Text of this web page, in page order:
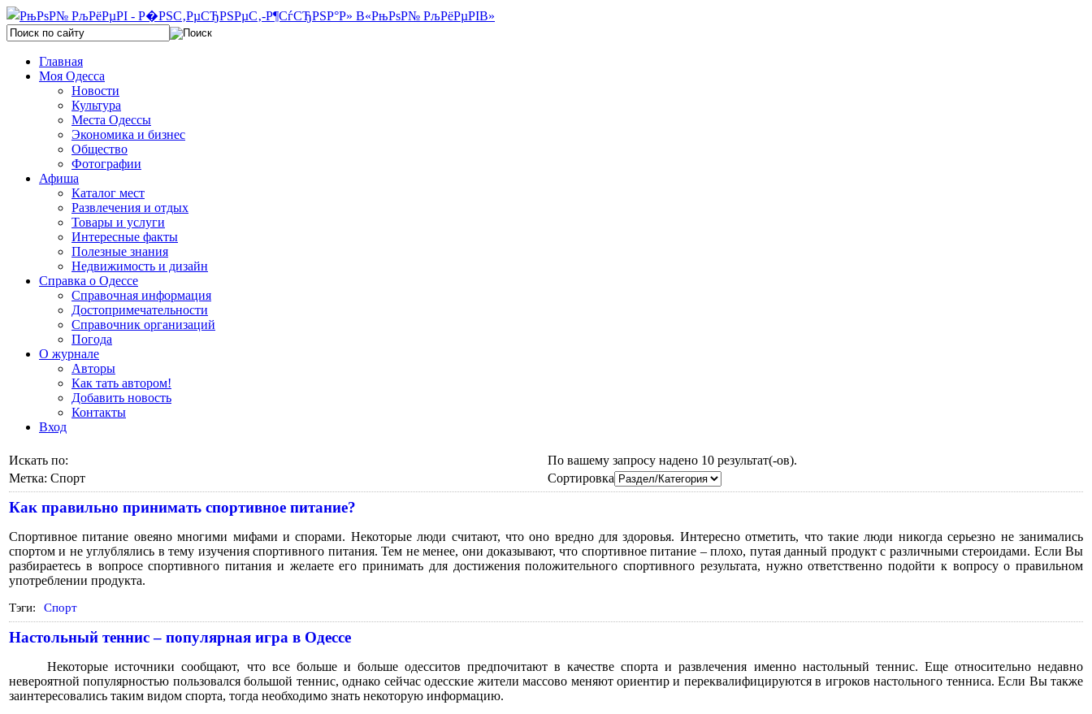
Главная
Моя Одесса
Новости
Культура
Места Одессы
Экономика и бизнес
Общество
Фотографии
Афиша
Каталог мест
Развлечения и отдых
Товары и услуги
Интересные факты
Полезные знания
Недвижимость и дизайн
Справка о Одессе
Справочная информация
Достопримечательности
Справочник организаций
Погода
О журнале
Авторы
Как тать автором!
Добавить новость
Контакты
Вход
Искать по:
По вашему запросу надено 10 результат(-ов).
Метка: Спорт Сортировка
Как правильно принимать спортивное питание?
Спортивное питание овеяно многими мифами и спорами. Некоторые люди считают, что оно вредно для здоровья. Интересно отметить, что такие люди никогда серьезно не занимались
спортом и не углублялись в тему изучения спортивного питания. Тем не менее, они доказывают, что спортивное питание – плохо, путая данный продукт с различными стероидами. Если Вы
разбираетесь в вопросе спортивного питания и желаете его принимать для достижения положительного спортивного результата, нужно ответственно подойти к вопросу о правильном
употреблении продукта.
Тэги: Спорт
Настольный теннис – популярная игра в Одессе
Некоторые источники сообщают, что все больше и больше одесситов предпочитают в качестве спорта и развлечения именно настольный теннис. Еще относительно недавно
невероятной популярностью пользовался большой теннис, однако сейчас одесские жители массово меняют ориентир и переквалифицируются в игроков настольного тенниса. Если Вы также
заинтересовались таким видом спорта, тогда необходимо знать некоторую информацию.